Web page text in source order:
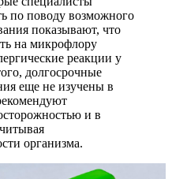
по поводу возможного
показывают, что
на микрофлору
реакции у
долгосрочные
еще не изучены в
и в
организма.